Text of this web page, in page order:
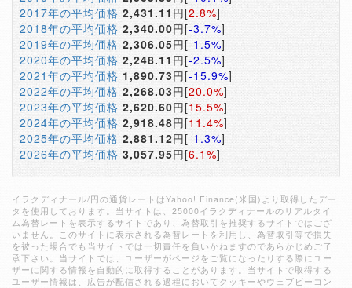
2017年の平均価格 2,431.11 円[2.8%]
2018年の平均価格 2,340.00円[-3.7%]
2019年の平均価格 2,306.05円[-1.5%]
2020年の平均価格 2,248.11 円[-2.5%]
2021年の平均価格 1,890.73円[-15.9%]
2022年の平均価格 2,268.03円[20.0%]
2023年の平均価格 2,620.60円[15.5%]
2024年の平均価格 2,918.48円[11.4%]
2025年の平均価格 2,881.12円[-1.3%]
2026年の平均価格 3,057.95円[6.1%]
イラクディナール/円の通貨レートはYahoo! Finance(米国)より取得したデー
タを使用しております。当サイトは、25000イラクディナールのリアルタイ
ム為替レートを表示するサイトであり、為替取引を推奨するサイトではござ
いません。このサイトに表示される為替レートを利用し、為替取引等で損失
を被った場合でも当サイトでは一切責任を負いかねますのであらかじめご了
承下さい。当サイトでは、ユーザーがページをご覧になったりする際にユー
ザーに関する情報を自動的に取得することがあります。当サイトで取得する
ユーザー情報は、広告が配信される過程においてクッキーやウェブビーコン